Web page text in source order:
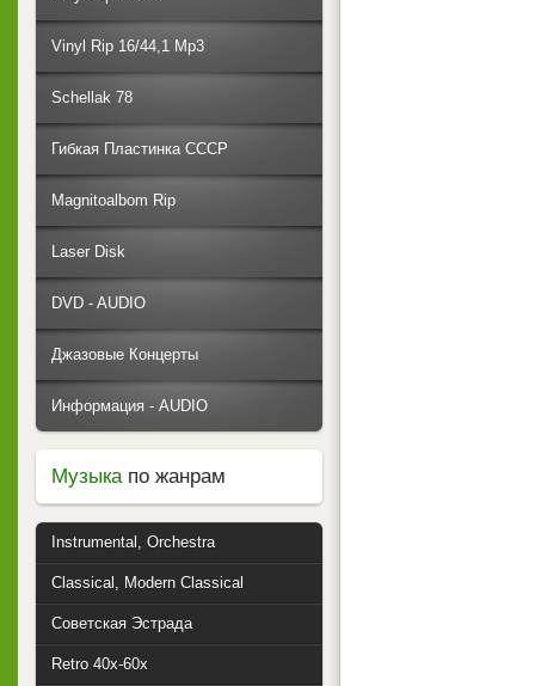
Vinyl Rip 16/44,1 Mp3
Schellak 78
Гибкая Пластинка СССР
Magnitoalbom Rip
Laser Disk
DVD - AUDIO
Джазовые Концерты
Информация - AUDIO
Музыкапо жанрам
Instrumental, Orchestra
Classical, Modern Classical
Советская Эстрада
Retro 40x-60x